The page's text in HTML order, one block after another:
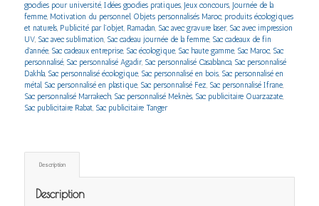
goodies pour université, Idées goodies pratiques, Jeux concours, Journée de la
femme, Motivation du personnel, Objets personnalisés Maroc, produits écologiques
et naturels, Publicité par l’objet, Ramadan, Sac avec gravure laser, Sac avec impression
UV, Sac avec sublimation, Sac cadeau journée de la femme, Sac cadeaux de fin
d’année, Sac cadeaux entreprise, Sac écologique, Sac haute gamme, Sac Maroc, Sac
personnalisé, Sac personnalisé Agadir, Sac personnalisé Casablanca, Sac personnalisé
Dakhla, Sac personnalisé écologique, Sac personnalisé en bois, Sac personnalisé en
métal, Sac personnalisé en plastique, Sac personnalisé Fez, Sac personnalisé Ifrane,
Sac personnalisé Marrakech, Sac personnalisé Meknès, Sac publicitaire Ouarzazate,
Sac publicitaire Rabat, Sac publicitaire Tanger
Description
Description